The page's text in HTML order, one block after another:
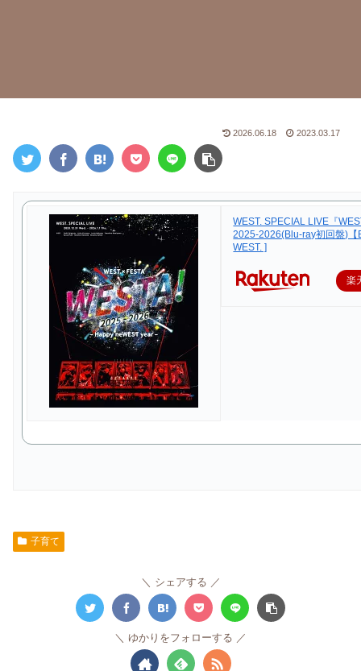
2026.06.18 2023.03.17
WEST. SPECIAL LIVE『
2025-2026(Blu-ray初回盤)【
WEST. ]
楽
子育て
シェアする
ゆかりをフォローする